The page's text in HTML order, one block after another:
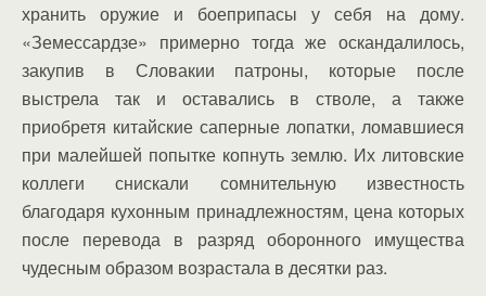
хранить оружие и боеприпасы у себя на дому.
«Земессардзе» примерно тогда же оскандалилось,
закупив в Словакии патроны, которые после
выстрела так и оставались в стволе, а также
приобретя китайские саперные лопатки, ломавшиеся
при малейшей попытке копнуть землю. Их литовские
коллеги снискали сомнительную известность
благодаря кухонным принадлежностям, цена которых
после перевода в разряд оборонного имущества
чудесным образом возрастала в десятки раз.